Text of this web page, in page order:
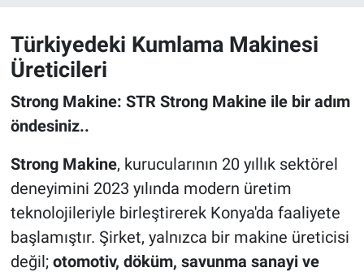
Türkiyedeki Kumlama Makinesi
Üreticileri
Strong Makine: STR Strong Makine ile bir adım
öndesiniz..
Strong Makine, kurucularının 20 yıllık sektörel
deneyimini 2023 yılında modern üretim
teknolojileriyle birleştirerek Konya'da faaliyete
başlamıştır. Şirket, yalnızca bir makine üreticisi
değil; otomotiv, döküm, savunma sanayi ve
Çevre
Yerel
Magazin
Bilim ve Teknoloji